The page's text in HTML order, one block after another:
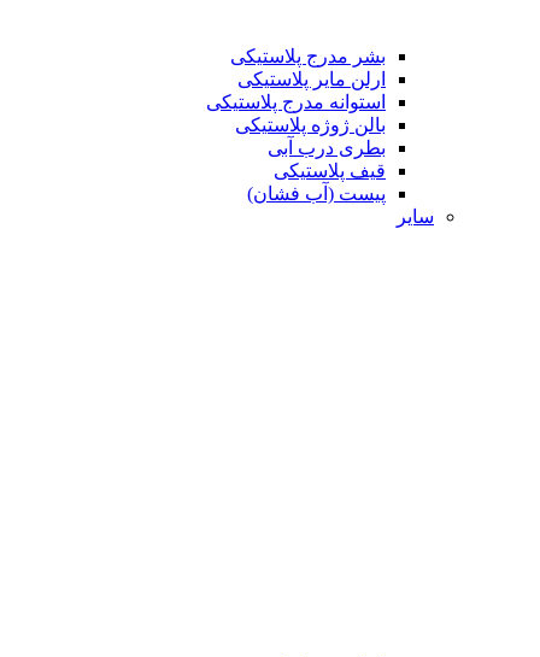
بشر مدرج پلاستیکی
ارلن مایر پلاستیکی
استوانه مدرج پلاستیکی
بالن ژوژه پلاستیکی
بطری درب آبی
قیف پلاستیکی
پیست (آب فشان)
سایر